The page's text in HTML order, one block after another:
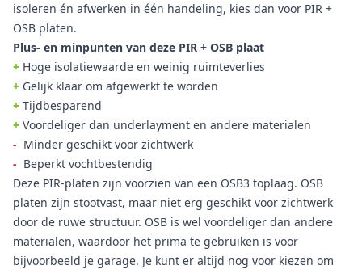
isoleren én afwerken in één handeling, kies dan voor PIR +
OSB platen.
Plus- en minpunten van deze PIR + OSB plaat
+ Hoge isolatiewaarde en weinig ruimteverlies
+ Gelijk klaar om afgewerkt te worden
+ Tijdbesparend
+ Voordeliger dan underlayment en andere materialen
- Minder geschikt voor zichtwerk
- Beperkt vochtbestendig
Deze PIR-platen zijn voorzien van een OSB3 toplaag. OSB
platen zijn stootvast, maar niet erg geschikt voor zichtwerk
door de ruwe structuur. OSB is wel voordeliger dan andere
materialen, waardoor het prima te gebruiken is voor
bijvoorbeeld je garage. Je kunt er altijd nog voor kiezen om